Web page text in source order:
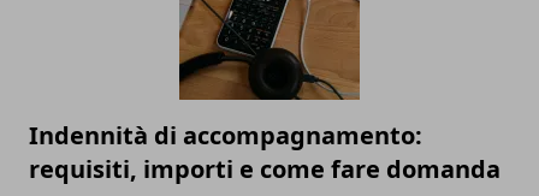
Indennità di accompagnamento:
requisiti, importi e come fare domanda